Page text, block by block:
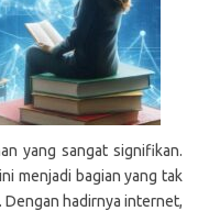
yang sangat signifikan.
menjadi bagian yang tak
hadirnya internet,